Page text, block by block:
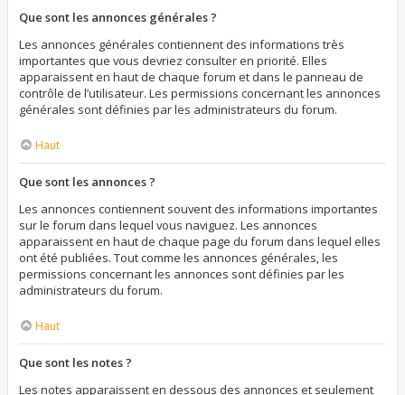
Que sont les annonces générales ?
Les annonces générales contiennent des informations très
importantes que vous devriez consulter en priorité. Elles
apparaissent en haut de chaque forum et dans le panneau de
contrôle de l’utilisateur. Les permissions concernant les annonces
générales sont définies par les administrateurs du forum.
Haut
Que sont les annonces ?
Les annonces contiennent souvent des informations importantes
sur le forum dans lequel vous naviguez. Les annonces
apparaissent en haut de chaque page du forum dans lequel elles
ont été publiées. Tout comme les annonces générales, les
permissions concernant les annonces sont définies par les
administrateurs du forum.
Haut
Que sont les notes ?
Les notes apparaissent en dessous des annonces et seulement